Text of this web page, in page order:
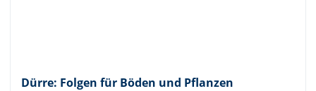
Dürre: Folgen für Böden und Pflanzen